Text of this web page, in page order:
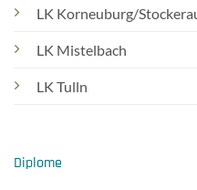
LK Korneuburg/
LK Mistelbach
LK Tulln
Diplome